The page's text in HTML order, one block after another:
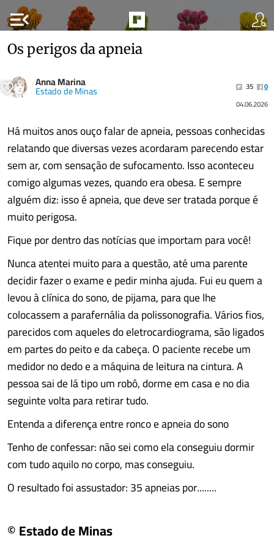
menu_open
Os perigos da apneia
Anna Marina
Estado de Minas 35
0
04.06.2026
Há muitos anos ouço falar de apneia, pessoas conhecidas
relatando que diversas vezes acordaram parecendo estar
sem ar, com sensação de sufocamento. Isso aconteceu
comigo algumas vezes, quando era obesa. E sempre
alguém diz: isso é apneia, que deve ser tratada porque é
muito perigosa.
Fique por dentro das notícias que importam para você!
Nunca atentei muito para a questão, até uma parente
decidir fazer o exame e pedir minha ajuda. Fui eu quem a
levou à clínica do sono, de pijama, para que lhe
colocassem a parafernália da polissonografia. Vários fios,
parecidos com aqueles do eletrocardiograma, são ligados
em partes do peito e da cabeça. O paciente recebe um
medidor no dedo e a máquina de leitura na cintura. A
pessoa sai de lá tipo um robô, dorme em casa e no dia
seguinte volta para retirar tudo.
Entenda a diferença entre ronco e apneia do sono
Tenho de confessar: não sei como ela conseguiu dormir
com tudo aquilo no corpo, mas conseguiu.
O resultado foi assustador: 35 apneias por........
© Estado de Minas